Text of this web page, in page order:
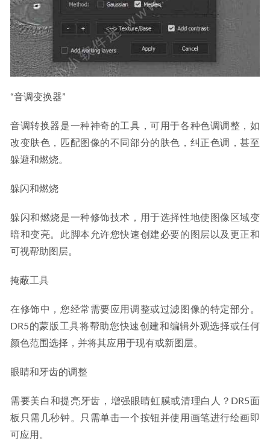
“音调变换器”
音调转换器是一种神奇的工具，可用于各种色调调整，如
改变肤色，匹配图像的不同部分的肤色，纠正色调，甚至
躲避和燃烧。
躲闪和燃烧
躲闪和燃烧是一种修饰技术，用于选择性地使图像区域变
暗和变亮。此脚本允许您快速创建必要的图层以及更正和
可视帮助图层。
掩蔽工具
在修饰中，您经常需要应用调整或过滤图像的特定部分。
DR5的蒙版工具将帮助您快速创建和编辑外观选择或任何
颜色范围选择，并将其应用于现有或新图层。
眼睛和牙齿的调整
需要美白和提亮牙齿，增强眼睛虹膜或清理白人？DR5面
板只需几秒钟。只需单击一个按钮并使用画笔进行绘画即
可应用。